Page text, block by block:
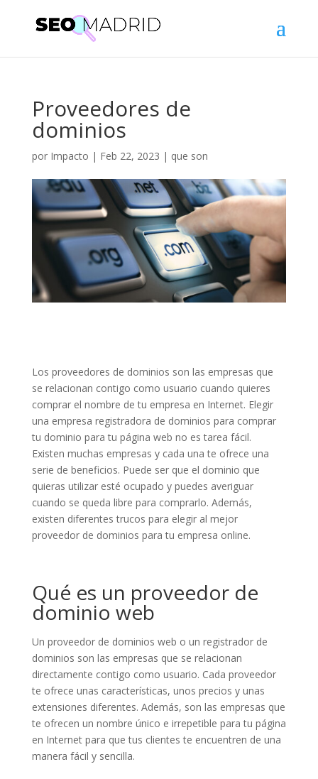
Proveedores de
dominios
por Impacto | Feb 22, 2023 | que son
Los proveedores de dominios son las empresas que
se relacionan contigo como usuario cuando quieres
comprar el nombre de tu empresa en Internet. Elegir
una empresa registradora de dominios para comprar
tu dominio para tu página web no es tarea fácil.
Existen muchas empresas y cada una te ofrece una
serie de beneficios. Puede ser que el dominio que
quieras utilizar esté ocupado y puedes averiguar
cuando se queda libre para comprarlo. Además,
existen diferentes trucos para elegir al mejor
proveedor de dominios para tu empresa online.
Qué es un proveedor de
dominio web
Un proveedor de dominios web o un registrador de
dominios son las empresas que se relacionan
directamente contigo como usuario. Cada proveedor
te ofrece unas características, unos precios y unas
extensiones diferentes. Además, son las empresas que
te ofrecen un nombre único e irrepetible para tu página
en Internet para que tus clientes te encuentren de una
manera fácil y sencilla.